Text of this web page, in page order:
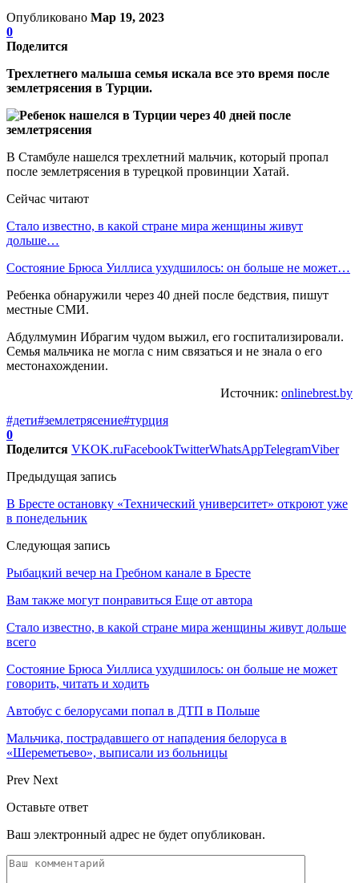
Опубликовано Мар 19, 2023
0
Поделится
Трехлетнего малыша семья искала все это время после
землетрясения в Турции.
В Стамбуле нашелся трехлетний мальчик, который пропал
после землетрясения в турецкой провинции Хатай.
Сейчас читают
Стало известно, в какой стране мира женщины живут
дольше…
Состояние Брюса Уиллиса ухудшилось: он больше не может…
Ребенка обнаружили через 40 дней после бедствия, пишут
местные СМИ.
Абдулмумин Ибрагим чудом выжил, его госпитализировали.
Семья мальчика не могла с ним связаться и не знала о его
местонахождении.
Источник: onlinebrest.by
#дети#землетрясение#турция
0
Поделится VKOK.ruFacebookTwitterWhatsAppTelegramViber
Предыдущая запись
В Бресте остановку «Технический университет» откроют уже
в понедельник
Следующая запись
Рыбацкий вечер на Гребном канале в Бресте
Вам также могут понравиться Еще от автора
Стало известно, в какой стране мира женщины живут дольше
всего
Состояние Брюса Уиллиса ухудшилось: он больше не может
говорить, читать и ходить
Автобус с белорусами попал в ДТП в Польше
Мальчика, пострадавшего от нападения белоруса в
«Шереметьево», выписали из больницы
Prev Next
Оставьте ответ
Ваш электронный адрес не будет опубликован.